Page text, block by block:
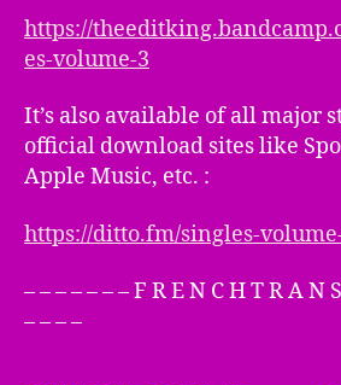
https://
es-volume-3
It’s also available of all major
official download sites like
Apple Music, etc. :
https://ditto.fm/singles-
– – – – – – – F R E N C H T R A N
– – – –